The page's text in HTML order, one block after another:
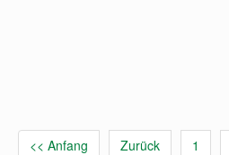
<< Anfang Zurück 1